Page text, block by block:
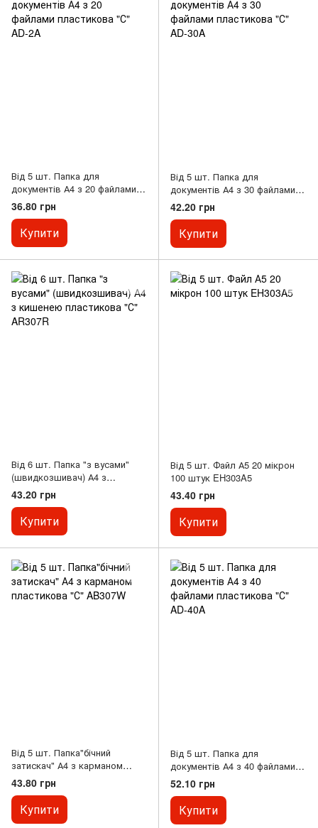
Від 5 шт. Папка для
документів А4 з 20 файлами
пластикова "С" AD-2A
36.80 грн
Купити
Від 5 шт. Папка для
документів А4 з 30 файлами
пластикова "С" AD-30A
42.20 грн
Купити
Від 6 шт. Папка "з вусами"
(швидкозшивач) А4 з
кишенею пластикова "С"
AR307R
43.20 грн
Купити
Від 5 шт. Файл А5 20 мікрон
100 штук EH303A5
43.40 грн
Купити
Від 5 шт. Папка"бічний
затискач" А4 з карманом
пластикова "С" AB307W
43.80 грн
Купити
Від 5 шт. Папка для
документів А4 з 40 файлами
пластикова "С" AD-40A
52.10 грн
Купити